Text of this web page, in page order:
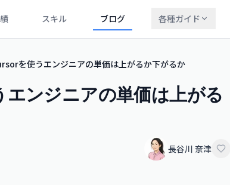
スキル ブログ 各種ガイド
を使うエンジニアの単価は上がるか下がるか
ンジニアの単価は上がる
長谷川 奈津